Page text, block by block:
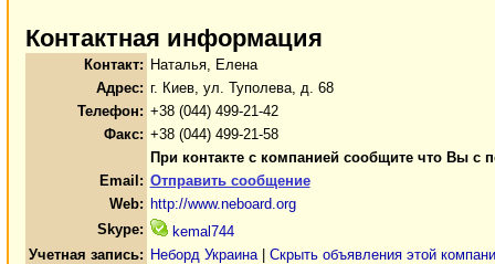
Контактная информация
Контакт: Наталья, Елена
Адрес: г. Киев, ул. Туполева, д. 68
Телефон: +38 (044) 499-21-42
Факс: +38 (044) 499-21-58
При контакте с компанией сообщите что Вы с
Email: Отправить сообщение
Web: http://www.neboard.org
Skype:
kemal744
Учетная запись: Неборд Украина| Скрыть объявления этой